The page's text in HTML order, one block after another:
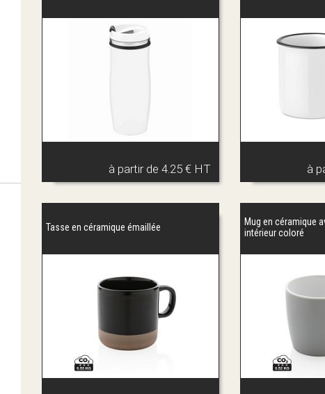
en inox, en silicone, en plastique ou encore en liège.
fantaisistes, tels que des tasses qui changent de couleur
à partir de 4.25 € HT à
Tasse en céramique émaillée
Mug en céramique
intérieur coloré